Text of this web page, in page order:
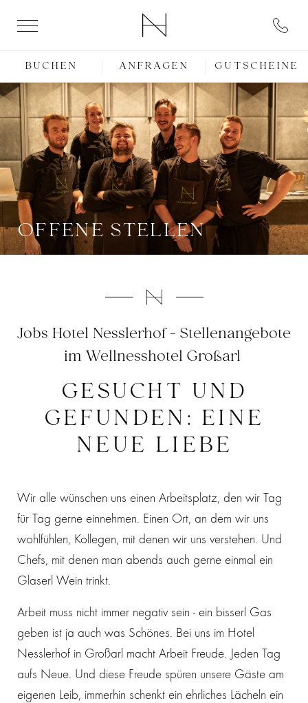
BUCHEN ANFRAGEN GUTSCHEINE
OFFENE STELLEN
GESUCHT UND
GEFUNDEN: EINE
NEUE LIEBE
Jobs Hotel Nesslerhof - Stellenangebote
im Wellnesshotel Großarl
Wir alle wünschen uns einen Arbeitsplatz, den wir Tag
für Tag gerne einnehmen. Einen Ort, an dem wir uns
wohlfühlen, Kollegen, mit denen wir uns verstehen. Und
Chefs, mit denen man abends auch gerne einmal ein
Glaserl Wein trinkt.
Arbeit muss nicht immer negativ sein - ein bisserl Gas
geben ist ja auch was Schönes. Bei uns im Hotel
Nesslerhof in Großarl macht Arbeit Freude. Jeden Tag
aufs Neue. Und diese Freude spüren unsere Gäste am
eigenen Leib, immerhin schenkt ein ehrliches Lächeln ein